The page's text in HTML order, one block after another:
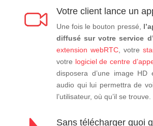
Votre client lance un
Une fois le bouton pressé,
diffusé sur votre service
extension webRTC, votre
votre logiciel de centre
disposera d’une image HD
audio qui lui permettra de
l’utilisateur, où qu’il se trouve.
Sans télécharger quoi